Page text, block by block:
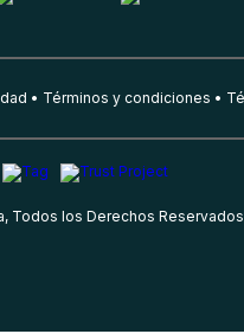
Términos y condiciones
Todos los Derechos